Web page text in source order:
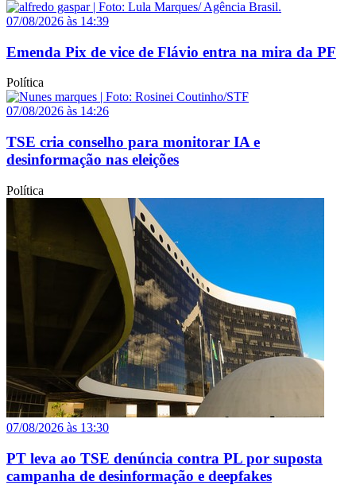
07/08/2026 às 14:39
Emenda Pix de vice de Flávio entra na mira da PF
Política
07/08/2026 às 14:26
TSE cria conselho para monitorar IA e
desinformação nas eleições
Política
07/08/2026 às 13:30
PT leva ao TSE denúncia contra PL por suposta
campanha de desinformação e deepfakes